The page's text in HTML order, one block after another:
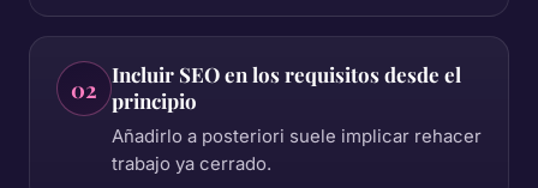
02 Incluir SEO en los requisitos desde el
principio
Añadirlo a posteriori suele implicar rehacer
trabajo ya cerrado.